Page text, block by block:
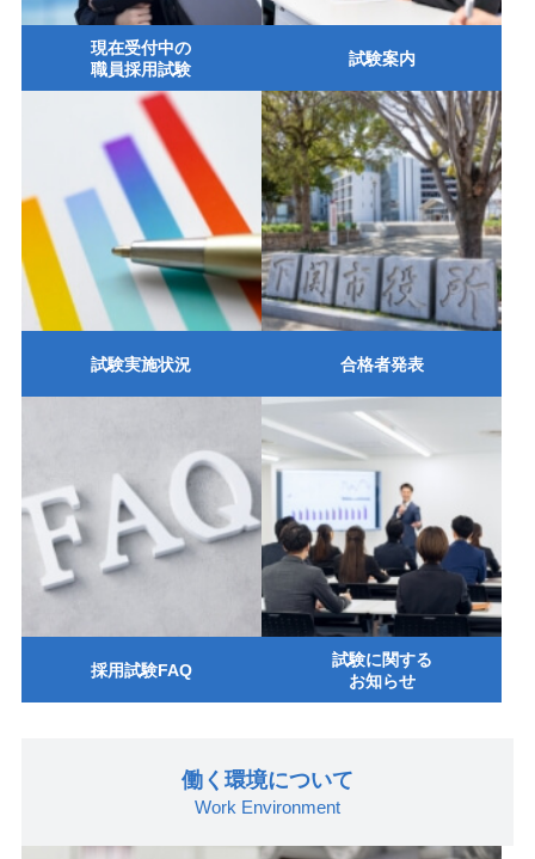
現在受付中の
職員採用試験
試験案内
試験実施状況 合格者発表
採用試験FAQ
試験に関する
お知らせ
働く環境について
Work Environment